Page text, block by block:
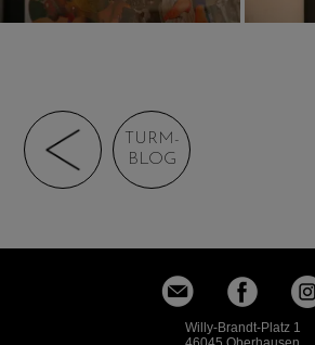
TURM-
BLOG
Willy-Brandt-Platz 1